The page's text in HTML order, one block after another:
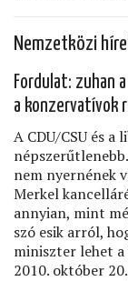
Nemzetközi
Fordulat: zuhan
a konzervatívok
A CDU/CSU és
nem nyernének
Merkel
annyian, mint
szó esik arról,
miniszter lehet a
2010. október